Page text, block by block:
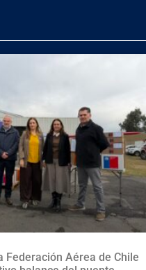
Federación Aérea de Chile